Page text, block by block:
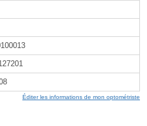
Éditer les informations de mon optométriste